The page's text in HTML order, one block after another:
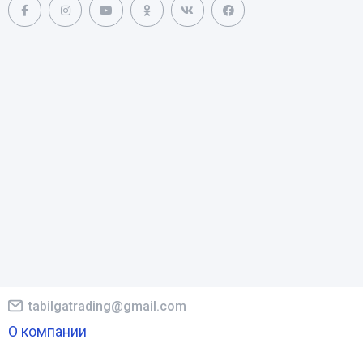
tabilgatrading@gmail.com
О компании